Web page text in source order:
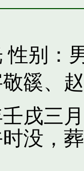
性别：
豀、
戌三
没，